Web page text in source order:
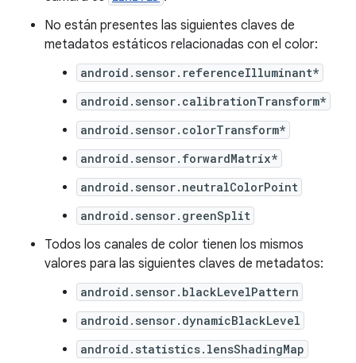
No están presentes las siguientes claves de
metadatos estáticos relacionadas con el color:
android.sensor.referenceIlluminant*
android.sensor.calibrationTransform*
android.sensor.colorTransform*
android.sensor.forwardMatrix*
android.sensor.neutralColorPoint
android.sensor.greenSplit
Todos los canales de color tienen los mismos
valores para las siguientes claves de metadatos:
android.sensor.blackLevelPattern
android.sensor.dynamicBlackLevel
android.statistics.lensShadingMap